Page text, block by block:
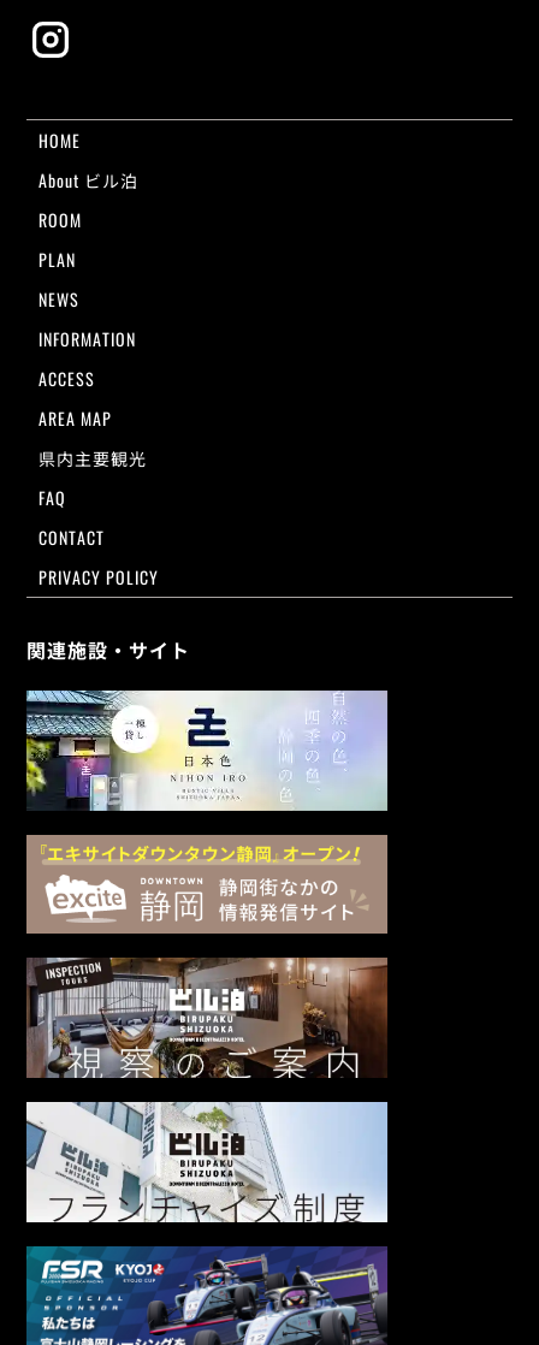
HOME
About ビル泊
ROOM
PLAN
NEWS
INFORMATION
ACCESS
AREA MAP
県内主要観光
FAQ
CONTACT
PRIVACY POLICY
関連施設・サイト